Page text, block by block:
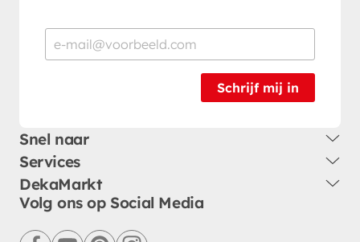
Schrijf mij in
Snel naar
Services
DekaMarkt
Volg ons op Social Media